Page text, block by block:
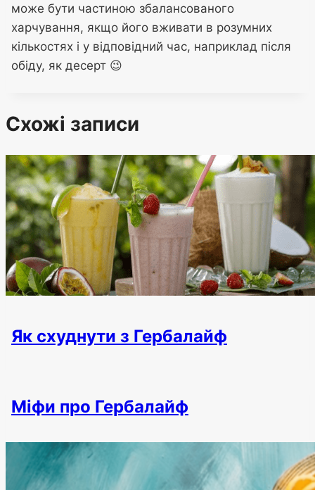
може бути частиною збалансованого
харчування, якщо його вживати в розумних
кількостях і у відповідний час, наприклад після
обіду, як десерт 😉
Схожі записи
Як схуднути з Гербалайф
Міфи про Гербалайф